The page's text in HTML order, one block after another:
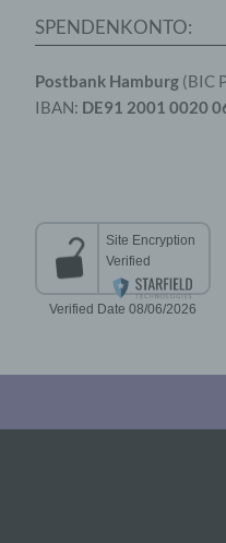
SPENDENKONTO:
Postbank Hamburg (BIC
IBAN: DE91 2001 0020